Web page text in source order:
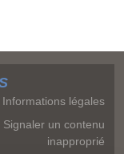
Informations légales
Signaler un contenu
inapproprié